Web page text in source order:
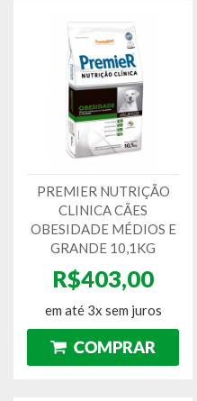
PREMIER NUTRIÇÃO
CLINICA CÃES
OBESIDADE MÉDIOS E
GRANDE 10,1KG
R$403,00
em até 3x sem juros